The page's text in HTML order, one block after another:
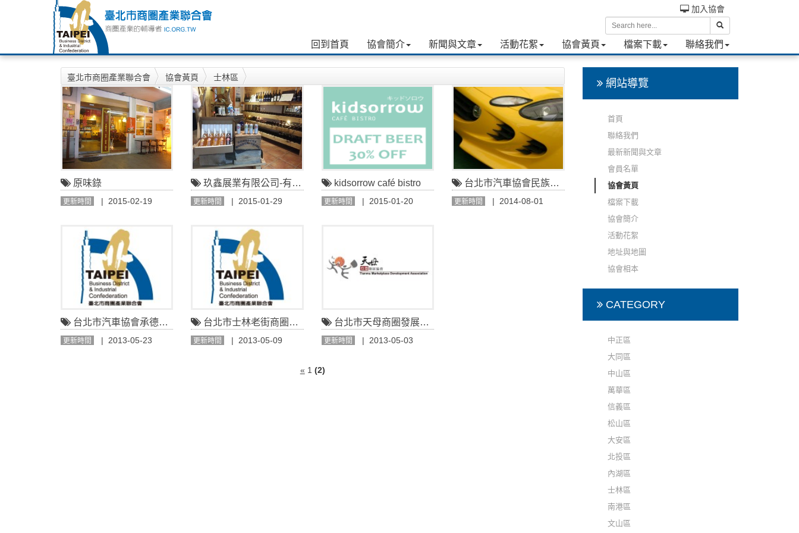
回到首頁 協會簡介 新聞與文章 活動花絮 協會黃頁 檔案下載 聯絡我們
加入協會
臺北市商圈產業聯合會 協會黃頁 士林區
原味錄
更新時間 | 2015-02-19
玖鑫展業有限公司-有機康普茶
更新時間 | 2015-01-29
kidsorrow café bistro
更新時間 | 2015-01-20
台北市汽車協會民族濱江
更新時間 | 2014-08-01
台北市汽車協會承德商圈
更新時間 | 2013-05-23
台北市士林老街商圈繁榮促進會
更新時間 | 2013-05-09
台北市天母商圈發展協會
更新時間 | 2013-05-03
« 1 (2)
網站導覽
首頁
聯絡我們
最新新聞與文章
會員名單
協會黃頁
檔案下載
協會簡介
活動花絮
地址與地圖
協會相本
CATEGORY
中正區
大同區
中山區
萬華區
信義區
松山區
大安區
北投區
內湖區
士林區
南港區
文山區